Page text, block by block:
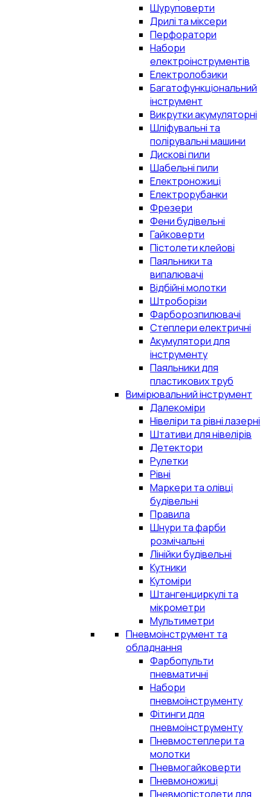
Шуруповерти
Дрилі та міксери
Перфоратори
Набори
електроінструментів
Електролобзики
Багатофункціональний
інструмент
Викрутки акумуляторні
Шліфувальні та
полірувальні машини
Дискові пили
Шабельні пили
Електроножиці
Електрорубанки
Фрезери
Фени будівельні
Гайковерти
Пістолети клейові
Паяльники та
випалювачі
Відбійні молотки
Штроборізи
Фарборозпилювачі
Степлери електричні
Акумулятори для
інструменту
Паяльники для
пластикових труб
Вимірювальний інструмент
Далекоміри
Нівеліри та рівні лазерні
Штативи для нівелірів
Детектори
Рулетки
Рівні
Маркери та олівці
будівельні
Правила
Шнури та фарби
розмічальні
Лінійки будівельні
Кутники
Кутоміри
Штангенциркулі та
мікрометри
Мультиметри
Пневмоінструмент та
обладнання
Фарбопульти
пневматичні
Набори
пневмоінструменту
Фітинги для
пневмоінструменту
Пневмостеплери та
молотки
Пневмогайковерти
Пневмоножиці
Пневмопістолети для